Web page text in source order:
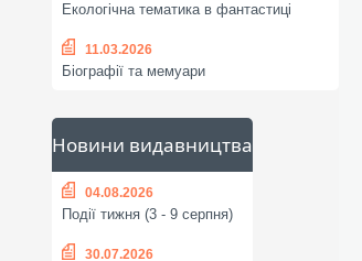
Екологічна тематика в фантастиці
11.03.2026
Біографії та мемуари
Новини видавництва
04.08.2026
Події тижня (3 - 9 серпня)
30.07.2026